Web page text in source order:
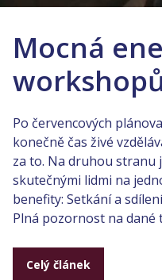
Mocná
Po červencových
konečně čas živé
za to. Na druhou stranu
skutečnými lidmi na
benefity: Setkání a
Plná pozornost na dané
Celý článek